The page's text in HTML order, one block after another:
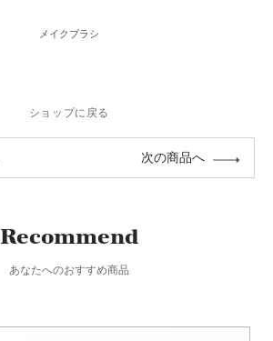
メイクブラシ
ショップに戻る
次の商品へ
Recommend
あなたへのおすすめ商品